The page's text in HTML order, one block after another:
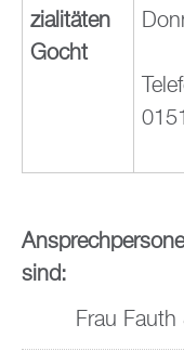
zia­li­tä­ten
Gocht
sind:
Frau Fauth